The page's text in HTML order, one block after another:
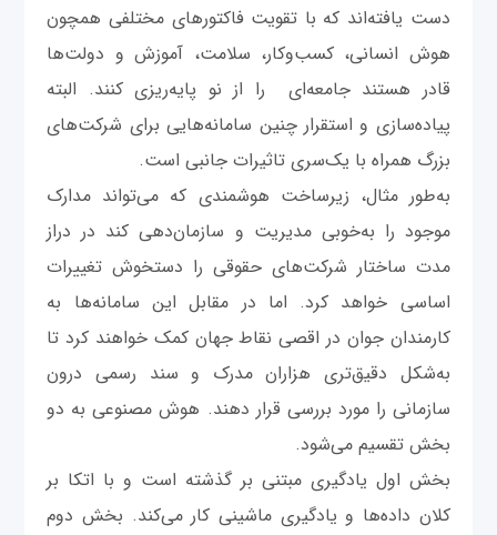
دست یافته‌اند که با تقویت فاکتورهای مختلفی همچون
هوش انسانی، کسب‌وکار، سلامت، آموزش و دولت‌ها
قادر هستند جامعه‌ای را از نو پایه‌ریزی کنند. البته
پیاده‌سازی و استقرار چنین سامانه‌هایی برای شرکت‌های
بزرگ همراه با یک‌سری تاثیرات جانبی است.
به‌طور مثال، زیرساخت هوشمندی که می‌تواند مدارک
موجود را به‌خوبی مدیریت و سازمان‌دهی کند در دراز
مدت ساختار شرکت‌های حقوقی را دستخوش تغییرات
اساسی خواهد کرد. اما در مقابل این سامانه‌ها به
کارمندان جوان در اقصی نقاط جهان کمک خواهند کرد تا
به‌شکل دقیق‌تری هزاران مدرک و سند رسمی درون
سازمانی را مورد بررسی قرار دهند. هوش مصنوعی به دو
بخش تقسیم می‌شود.
بخش اول یادگیری مبتنی بر گذشته است و با اتکا بر
کلان‌ داده‌ها و یادگیری ماشینی کار می‌کند. بخش دوم